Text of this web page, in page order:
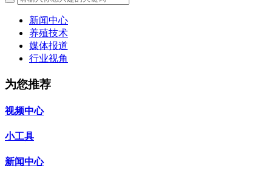
新闻中心
养殖技术
媒体报道
行业视角
为您推荐
视频中心
小工具
新闻中心